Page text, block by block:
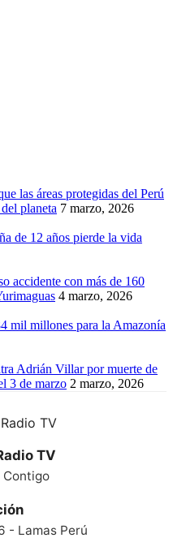
las áreas protegidas del Perú
planeta 7 marzo, 2026
de 12 años pierde la vida
accidente con más de 160
4 marzo, 2026
mil millones para la Amazonía
Adrián Villar por muerte de
3 de marzo 2 marzo, 2026
TV
Contigo
- Lamas Perú